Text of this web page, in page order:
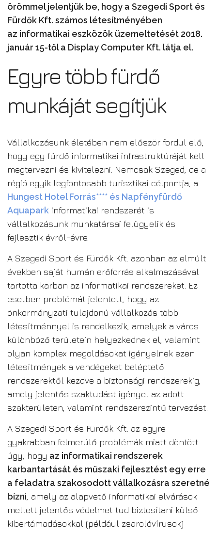
örömmel jelentjük be, hogy a Szegedi Sport és
Fürdők Kft. számos létesítményében
az informatikai eszközök üzemeltetését 2018.
január 15-től a Display Computer Kft. látja el.
Egyre több fürdő
munkáját segítjük
Vállalkozásunk életében nem először fordul elő,
hogy egy fürdő informatikai infrastruktúráját kell
megtervezni és kivitelezni. Nemcsak Szeged, de a
régió egyik legfontosabb turisztikai célpontja, a
Hungest Hotel Forrás**** és Napfényfürdő
Aquapark informatikai rendszerét is
vállalkozásunk munkatársai felügyelik és
fejlesztik évről-évre.
A Szegedi Sport és Fürdők Kft. azonban az elmúlt
években saját humán erőforrás alkalmazásával
tartotta karban az informatikai rendszereket. Ez
esetben problémát jelentett, hogy az
önkormányzati tulajdonú vállalkozás több
létesítménnyel is rendelkezik, amelyek a város
különböző területein helyezkednek el, valamint
olyan komplex megoldásokat igényelnek ezen
létesítmények a vendégeket beléptető
rendszerektől kezdve a biztonsági rendszerekig,
amely jelentős szaktudást igényel az adott
szakterületen, valamint rendszerszintű tervezést.
A Szegedi Sport és Fürdők Kft. az egyre
gyakrabban felmerülő problémák miatt döntött
úgy, hogy az informatikai rendszerek
karbantartását és műszaki fejlesztést egy erre
a feladatra szakosodott vállalkozásra szeretné
bízni, amely az alapvető informatikai elvárások
mellett jelentős védelmet tud biztosítani külső
kibertámadásokkal (például zsarolóvírusok)